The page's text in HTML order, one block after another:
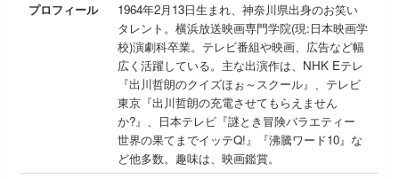
プロフィール
1964年2月13日生まれ、神奈川県出身のお笑い
タレント。横浜放送映画専門学院(現:日本映画学
校)演劇科卒業。テレビ番組や映画、広告など幅
広く活躍している。主な出演作は、NHK Eテレ
『出川哲朗のクイズほぉ～スクール』、テレビ
東京『出川哲朗の充電させてもらえません
か?』、日本テレビ『謎とき冒険バラエティー
世界の果てまでイッテQ!』『沸騰ワード10』な
ど他多数。趣味は、映画鑑賞。